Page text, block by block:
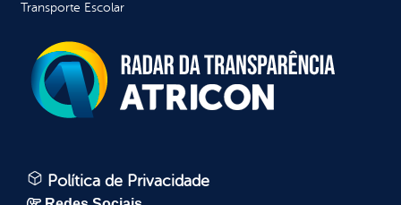
Transporte Escolar
Política de Privacidade